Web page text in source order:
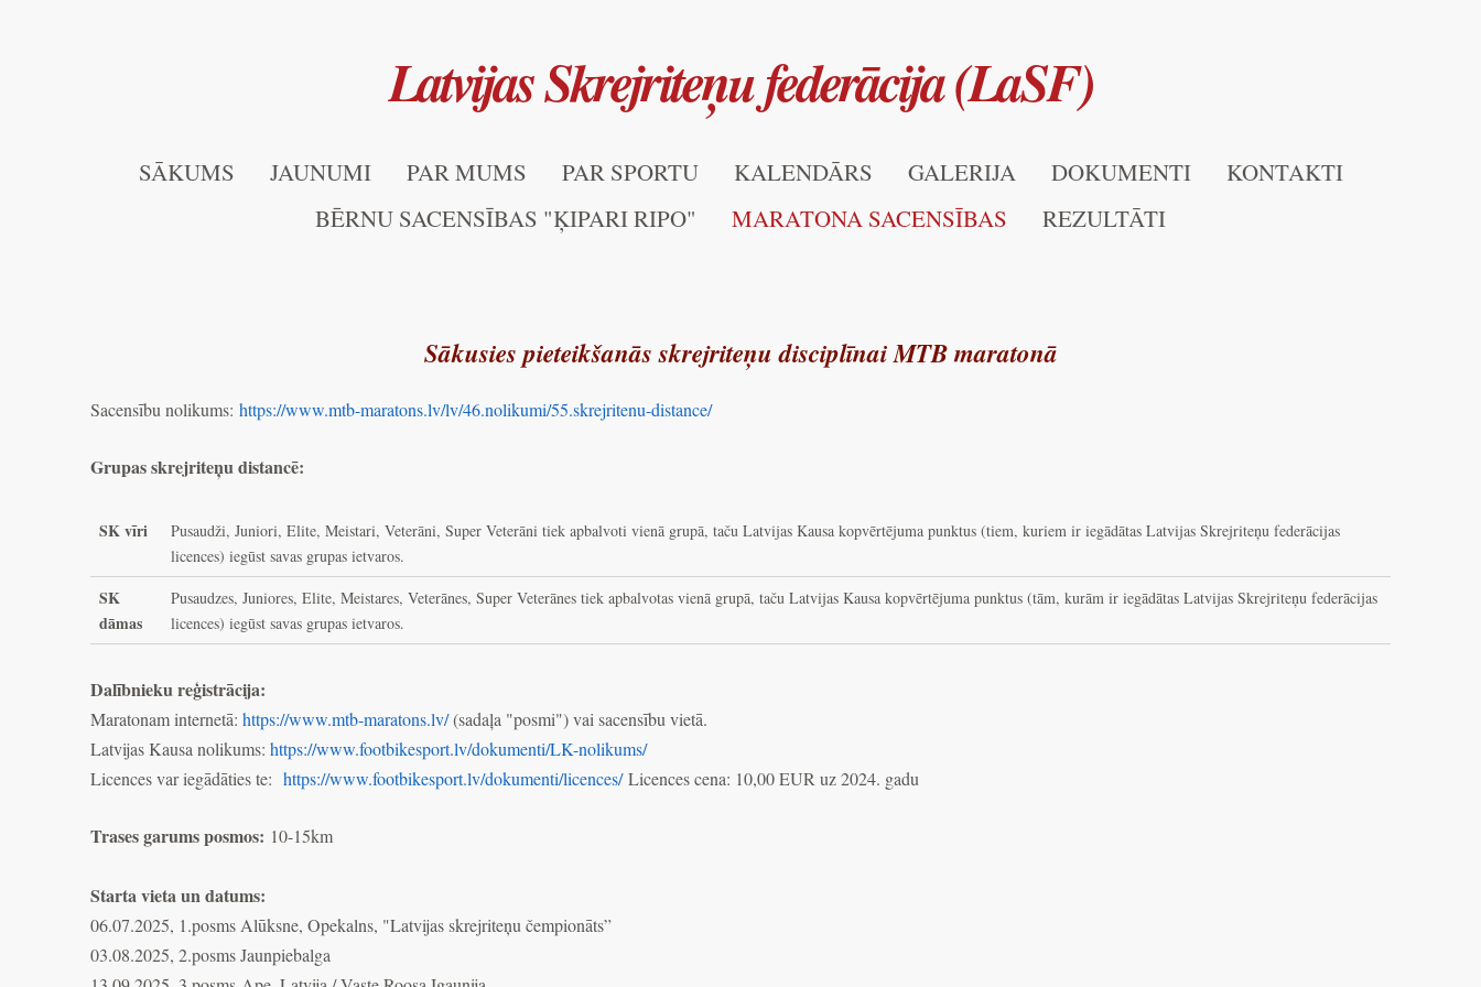
Latvijas Skrejriteņu federācija (LaSF)
SĀKUMS JAUNUMI PAR MUMS PAR SPORTU KALENDĀRS GALERIJA DOKUMENTI
KONTAKTI
BĒRNU SACENSĪBAS "ĶIPARI RIPO"
MARATONA SACENSĪBAS REZULTĀTI
Sākusies pieteikšanās skrejriteņu disciplīnai MTB maratonā
Sacensību nolikums: https://www.mtb-maratons.lv/lv/46.nolikumi/55.skrejritenu-distance/
Grupas skrejriteņu distancē:
SK vīri
Pusaudži, Juniori, Elite, Meistari, Veterāni, Super Veterāni tiek apbalvoti vienā grupā, taču Latvijas Kausa kopvērtējuma punktus (tiem, kuriem ir iegādātas Latvijas Skrejriteņu federācijas
licences) iegūst savas grupas ietvaros.
SK
dāmas
Pusaudzes, Juniores, Elite, Meistares, Veterānes, Super Veterānes tiek apbalvotas vienā grupā, taču Latvijas Kausa kopvērtējuma punktus (tām, kurām ir iegādātas Latvijas Skrejriteņu federācijas
licences) iegūst savas grupas ietvaros.
Dalībnieku reģistrācija:
Maratonam internetā: https://www.mtb-maratons.lv/(sadaļa "posmi") vai sacensību vietā.
Latvijas Kausa nolikums: https://www.footbikesport.lv/dokumenti/LK-nolikums/
Licences var iegādāties te: https://www.footbikesport.lv/dokumenti/licences/Licences cena: 10,00 EUR uz 2024. gadu
Trases garums posmos: 10-15km
Starta vieta un datums:
06.07.2025, 1.posms Alūksne, Opekalns, "Latvijas skrejriteņu čempionāts”
03.08.2025, 2.posms Jaunpiebalga